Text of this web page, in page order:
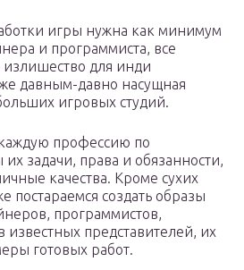
игры нужна как минимум
и программиста, все
для инди
давным-давно насущная
игровых студий.
профессию по
задачи, права и обязанности,
качества. Кроме сухих
постараемся создать образы
программистов,
известных представителей, их
готовых работ.